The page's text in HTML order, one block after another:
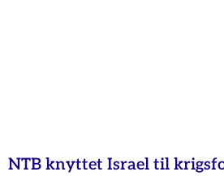
NTB knyttet Israel til